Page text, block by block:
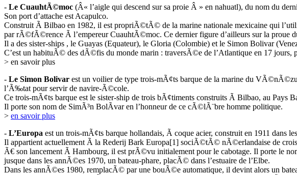
- Le CuauhtÃ©moc (Â« l’aigle qui descend sur sa proie Â » en nahuatl), du nom du
Son port d’attache est Acapulco.
Construit Ã Bilbao en 1982, il est propriÃ©tÃ© de la marine nationale mexicaine qui
par rÃ©fÃ©rence Ã l’empereur CuauhtÃ©moc. Ce dernier figure d’ailleurs sur la proue
Il a des sister-ships , le Guayas (Equateur), le Gloria (Colombie) et le Simon Bolivar
C’est un habituÃ© des dÃ©fis du monde marin : traversÃ©e de l’Atlantique en 17 jours,
> en savoir plus
- Le Simon Bolivar est un voilier de type trois-mÃ¢ts barque de la marine du
l’Ã‰tat pour servir de navire-Ã©cole.
Ce trois-mÃ¢ts barque est le sister-ship de trois bÃ¢timents construits Ã Bilbao, au Pays
Il porte son nom de SimÃ³n BolÃ­var en l’honneur de ce cÃ©lÃ¨bre homme politique.
> en savoir plus
- L’Europa est un trois-mÃ¢ts barque hollandais, Ã coque acier, construit en 1911 dans
Il appartient actuellement Ã la Rederij Bark Europa[1] sociÃ©tÃ© nÃ©erlandaise de
Ã€ son lancement Ã Hambourg, il est prÃ©vu initialement pour le cabotage. Il porte le
jusque dans les annÃ©es 1970, un bateau-phare, placÃ© dans l’estuaire de l’Elbe.
Dans les annÃ©es 1980, remplacÃ© par une bouÃ©e automatique, il devint alors un